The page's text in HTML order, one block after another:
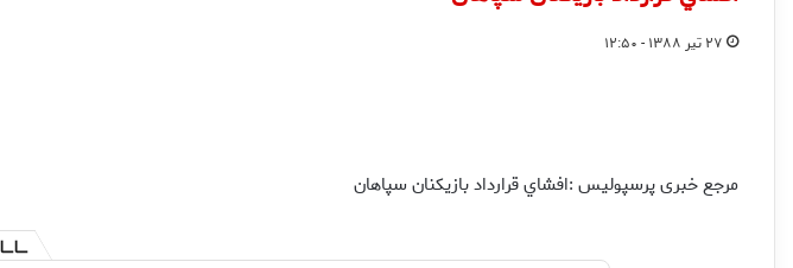
۲۷ تیر ۱۳۸۸ - ۱۲:۵۰
مرجع خبری پرسپولیس :افشاي قرارداد بازيكنان سپاهان